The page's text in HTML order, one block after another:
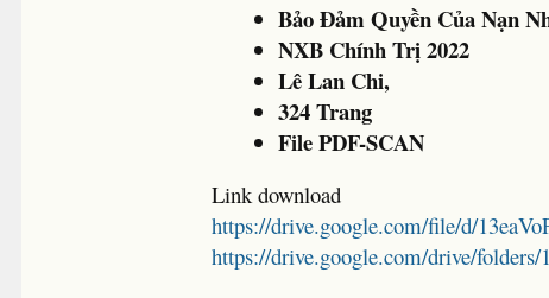
Bảo Đảm Quyền Của Nạn
NXB Chính Trị 2022
Lê Lan Chi,
324 Trang
File PDF-SCAN
Link download
https://drive.google.com/file/d/
https://drive.google.com/drive/